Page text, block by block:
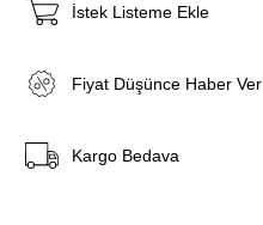
İstek Listeme Ekle
Fiyat Düşünce Haber Ver
Kargo Bedava